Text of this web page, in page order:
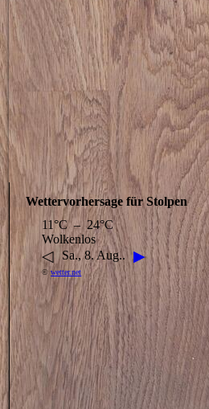
Wettervorhersage für Stolpen
11°C – 24°C
Wolkenlos
◁ Sa., 8. Aug.. ▶
©wetter.net